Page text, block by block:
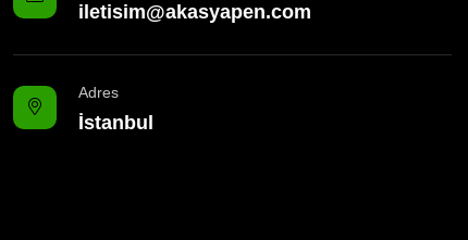
iletisim@akasyapen.com
Adres
İstanbul